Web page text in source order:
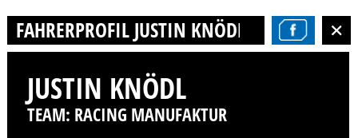
FAHRERPROFIL JUSTIN KNÖDL
JUSTIN KNÖDL
TEAM: RACING MANUFAKTUR